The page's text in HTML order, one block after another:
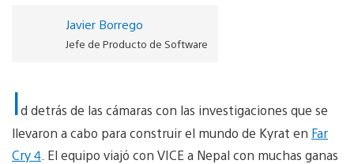
Javier Borrego
Jefe de Producto de Software
Id detrás de las cámaras con las investigaciones que se
llevaron a cabo para construir el mundo de Kyrat en Far
Cry 4 . El equipo viajó con VICE a Nepal con muchas ganas